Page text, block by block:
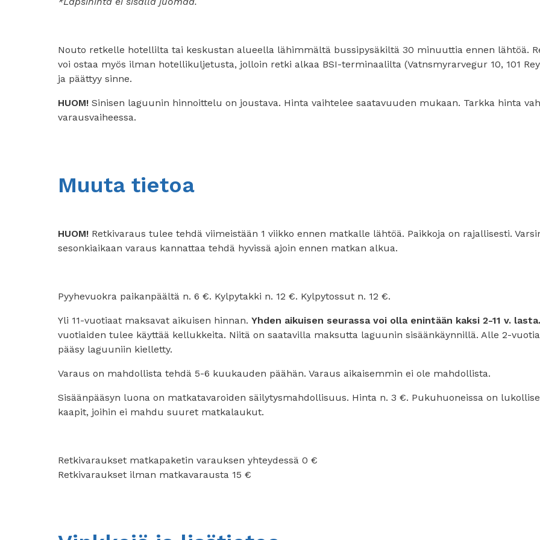
Nouto retkelle hotellilta tai keskustan alueella lähimmältä bussipysäkiltä 30 minuuttia ennen lähtöä.
voi ostaa myös ilman hotellikuljetusta, jolloin retki alkaa BSI-terminaalilta (Vatnsmyrarvegur 10, 101
ja päättyy sinne.
HUOM! Sinisen laguunin hinnoittelu on joustava. Hinta vaihtelee saatavuuden mukaan. Tarkka hinta
varausvaiheessa.
Muuta tietoa
HUOM! Retkivaraus tulee tehdä viimeistään 1 viikko ennen matkalle lähtöä. Paikkoja on rajallisesti.
sesonkiaikaan varaus kannattaa tehdä hyvissä ajoin ennen matkan alkua.
Pyyhevuokra paikanpäältä n. 6 €. Kylpytakki n. 12 €. Kylpytossut n. 12 €.
Yli 11-vuotiaat maksavat aikuisen hinnan. Yhden aikuisen seurassa voi olla enintään kaksi 2-11 v. lasta.
vuotiaiden tulee käyttää kellukkeita. Niitä on saatavilla maksutta laguunin sisäänkäynnillä. Alle 2-
pääsy laguuniin kielletty.
Varaus on mahdollista tehdä 5-6 kuukauden päähän. Varaus aikaisemmin ei ole mahdollista.
Sisäänpääsyn luona on matkatavaroiden säilytysmahdollisuus. Hinta n. 3 €. Pukuhuoneissa on
kaapit, joihin ei mahdu suuret matkalaukut.
Retkivaraukset matkapaketin varauksen yhteydessä 0 €
Retkivaraukset ilman matkavarausta 15 €